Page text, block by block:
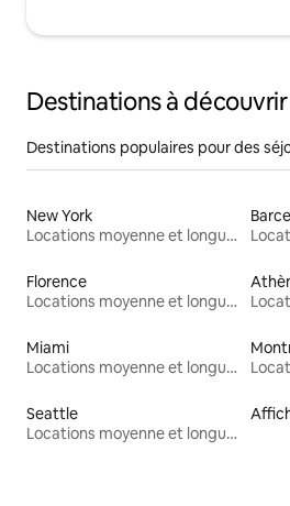
Destinations à découvrir
Destinations populaires pour des
New York
Locations moyenne et longue durée
Florence
Locations moyenne et longue durée
Miami
Locations moyenne et longue durée
Seattle
Locations moyenne et longue durée